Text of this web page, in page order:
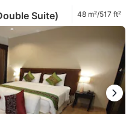
Suite) 48 m²/517 ft²